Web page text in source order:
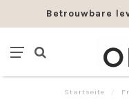
Betrouwbare
Startseite